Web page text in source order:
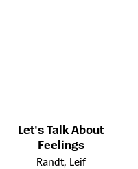
Let's Talk About
Feelings
Öffnet die Detailseite des
Randt, Leif